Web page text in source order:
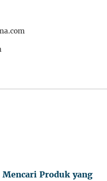
Mencari Produk yang